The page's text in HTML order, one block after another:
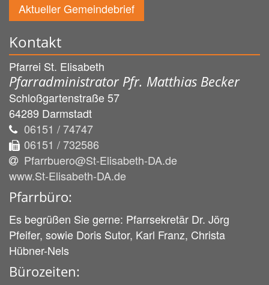
Aktueller Gemeindebrief
Kontakt
Pfarrei St. Elisabeth
Pfarradministrator Pfr. Matthias Becker
Schloßgartenstraße 57
64289 Darmstadt
06151 / 74747
06151 / 732586
Pfarrbuero@St-Elisabeth-DA.de
www.St-Elisabeth-DA.de
Pfarrbüro:
Es begrüßen Sie gerne: Pfarrsekretär Dr. Jörg
Pfeifer, sowie Doris Sutor, Karl Franz, Christa
Hübner-Nels
Bürozeiten: